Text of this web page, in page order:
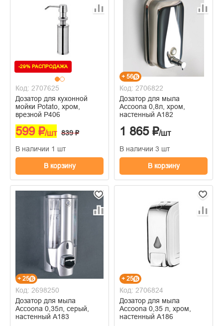
-29% РАСПРОДАЖА
Код: 2707625
Дозатор для кухонной
мойки Potato, хром,
врезной P406
599 ₽/шт 839 ₽
В наличии 1 шт
В корзину
+ 56
Код: 2706822
Дозатор для мыла
Accoona 0,8л, хром,
настенный А182
1 865 ₽/шт
В наличии 3 шт
В корзину
+ 25
Код: 2698250
Дозатор для мыла
Accoona 0,35л, серый,
настенный А183
+ 25
Код: 2706824
Дозатор для мыла
Accoona 0,35 л, хром,
настенный А186